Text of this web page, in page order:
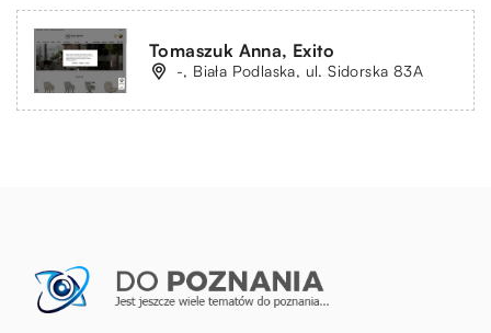
Tomaszuk Anna, Exito
-, Biała Podlaska, ul. Sidorska 83A